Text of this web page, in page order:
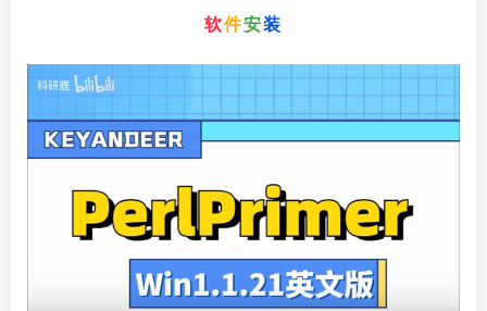
软件安装